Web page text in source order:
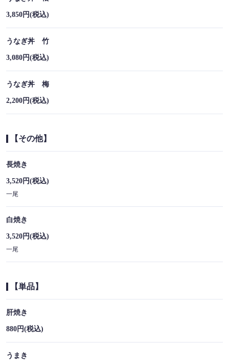
3,850円(税込)
うなぎ丼 竹
3,080円(税込)
うなぎ丼 梅
2,200円(税込)
【その他】
長焼き
3,520円(税込)
一尾
白焼き
3,520円(税込)
一尾
【単品】
肝焼き
880円(税込)
うまき
テイクアウト | 関西風地焼きうなぎとひつまぶし 天ノ箔